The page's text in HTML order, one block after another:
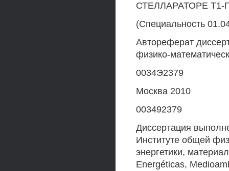
СТЕЛЛАРАТОРЕ Т1-
(Специальность
Автореферат
физико-
0034Э2379
Москва 2010
003492379
Диссертация
Институте общей
энергетики,
Energéticas,